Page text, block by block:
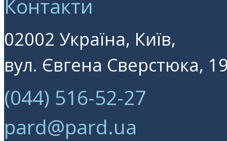
Контакти
02002 Україна, Київ,
вул. Євгена Сверстюка,
(044) 516-52-27
pard@pard.ua